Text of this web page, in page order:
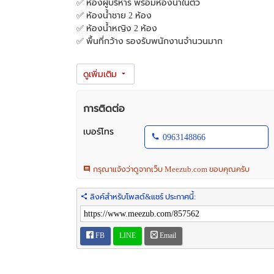
✅ ห้องผู้บริหาร พร้อมห้องน้ำในตัว
✅ ห้องน้ำชาย 2 ห้อง
✅ ห้องน้ำหญิง 2 ห้อง
✅ พื้นที่กว้าง รองรับพนักงานจำนวนมาก
📍 ทำเลเด่น
🚚 ใกล้มอเตอร์เวย์เพียง 1 กม.
🏭 ใกล้นิคมอุตสาหกรรมแหลมฉบังเพียง 10 กม.
✅ เหมาะสำหรับสำนักงาน ศูนย์กระจายสินค้า และธุรกิจโ
📝 สัญญาเช่าขั้นต่ำ 1 ปี
----
🏢 Office Space for Rent – Sriracha / Laem Chabang,
#OfficeForRent #SrirachaOffice #LaemChabang
การติดต่อ
เบอร์โทร
0963148866
กรุณาแจ้งว่าดูจากเว็บ Meezub.com ขอบคุณครับ
ลิงค์สำหรับโพสต์&แชร์ ประกาศนี้:
FB LINE Email